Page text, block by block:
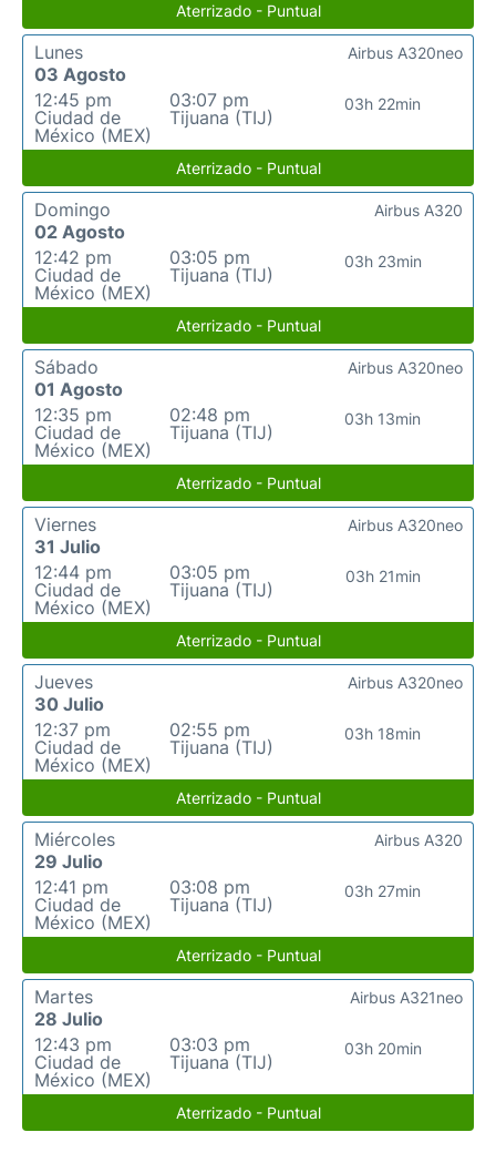
Aterrizado - Puntual
Lunes
03 Agosto
12:45 pm
Ciudad de
México (MEX)
03:07 pm
Tijuana (TIJ)
03h 22min
Airbus A320neo
Aterrizado - Puntual
Domingo
02 Agosto
12:42 pm
Ciudad de
México (MEX)
03:05 pm
Tijuana (TIJ)
03h 23min
Airbus A320
Aterrizado - Puntual
Sábado
01 Agosto
12:35 pm
Ciudad de
México (MEX)
02:48 pm
Tijuana (TIJ)
03h 13min
Airbus A320neo
Aterrizado - Puntual
Viernes
31 Julio
12:44 pm
Ciudad de
México (MEX)
03:05 pm
Tijuana (TIJ)
03h 21min
Airbus A320neo
Aterrizado - Puntual
Jueves
30 Julio
12:37 pm
Ciudad de
México (MEX)
02:55 pm
Tijuana (TIJ)
03h 18min
Airbus A320neo
Aterrizado - Puntual
Miércoles
29 Julio
12:41 pm
Ciudad de
México (MEX)
03:08 pm
Tijuana (TIJ)
03h 27min
Airbus A320
Aterrizado - Puntual
Martes
28 Julio
12:43 pm
Ciudad de
México (MEX)
03:03 pm
Tijuana (TIJ)
03h 20min
Airbus A321neo
Aterrizado - Puntual